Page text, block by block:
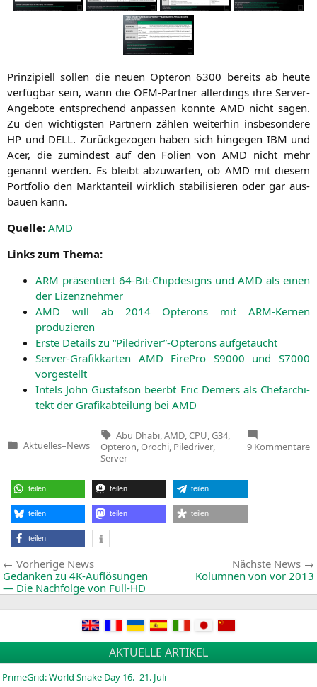
Prin­zi­pi­ell sol­len die neu­en Opte­ron 6300 bereits ab heu­te
ver­füg­bar sein, wann die OEM-Part­ner aller­dings ihre Ser­ver-
Ange­bo­te ent­spre­chend anpas­sen konn­te AMD nicht sagen.
Zu den wich­tigs­ten Part­nern zäh­len wei­ter­hin ins­be­son­de­re
HP und DELL. Zurück­ge­zo­gen haben sich hin­ge­gen IBM und
Acer, die zumin­dest auf den Foli­en vonAMD nicht mehr
genannt wer­den. Es bleibt abzu­war­ten, ob AMD mit die­sem
Port­fo­lio den Markt­an­teil wirk­lich sta­bi­li­sie­ren oder gar aus­
bau­en kann.
Quel­le: AMD
Links zum Thema:
ARM prä­sen­tiert 64-Bit-Chip­de­signs und AMD als einen
der Lizenznehmer
AMD will ab 2014 Opte­rons mit ARM-Ker­nen
produzieren
Ers­te Details zu “Piledriver”-Opterons aufgetaucht
Ser­ver-Gra­fik­kar­ten AMD Fire­Pro S9000 undS7000
vorgestellt
Intels John Gustaf­son beerbt Eric Demers als Chef­ar­chi­
tekt der Gra­fik­ab­tei­lung bei AMD
Veröffentlicht
Aktuelles–News
Tags:
Abu Dhabi AMD CPU G34
Opteron Orochi, Piledriver,
Server
9 Kommentare
teilen teilen teilen
teilen teilen teilen
teilen
Beitragsnavigation
Vorherige NewsVorherige
News:
Gedanken zu 4K-Auflösungen
— Die Nachfolge von Full-HD
Nächste News
Kolumnen von vor 2013
AKTUELLE ARTIKEL
PrimeGrid: World Snake Day 16.–21. Juli